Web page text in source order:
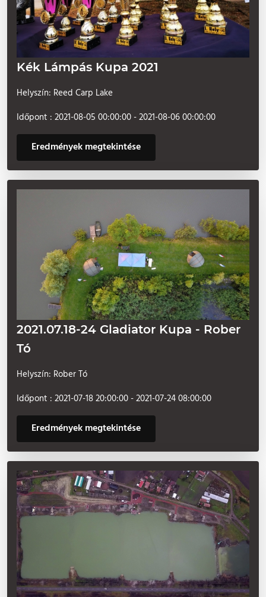
Kék Lámpás Kupa 2021
Helyszín: Reed Carp Lake
Időpont : 2021-08-05 00:00:00 - 2021-08-06 00:00:00
Eredmények megtekintése
2021.07.18-24 Gladiator Kupa - Rober
Tó
Helyszín: Rober Tó
Időpont : 2021-07-18 20:00:00 - 2021-07-24 08:00:00
Eredmények megtekintése